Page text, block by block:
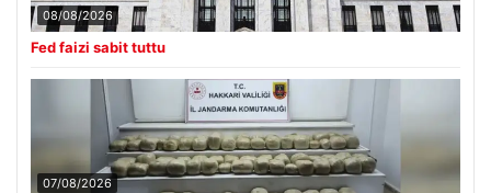
08/08/2026
Fed faizi sabit tuttu
07/08/2026